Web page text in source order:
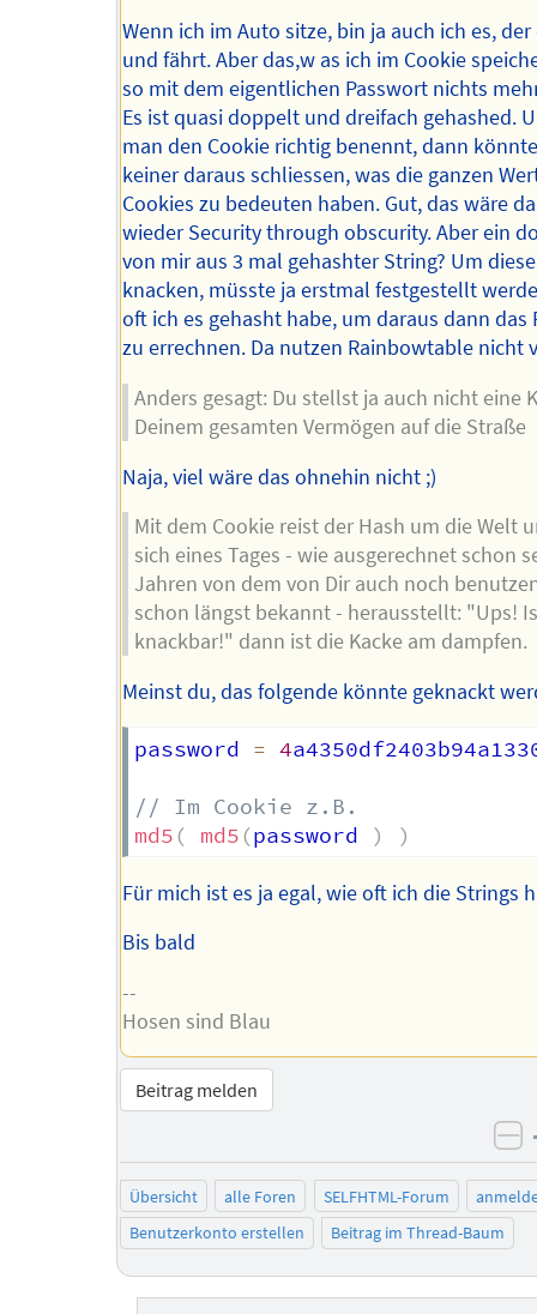
Wenn ich im Auto sitze, bin ja auch ich es,
und fährt. Aber das,w as ich im Cookie
so mit dem eigentlichen Passwort nichts
Es ist quasi doppelt und dreifach gehashed.
man den Cookie richtig benennt, dann
keiner daraus schliessen, was die ganzen
Cookies zu bedeuten haben. Gut, das wäre
wieder Security through obscurity. Aber ein
von mir aus 3 mal gehashter String? Um
knacken, müsste ja erstmal festgestellt
oft ich es gehasht habe, um daraus dann das
zu errechnen. Da nutzen Rainbowtable nicht
Anders gesagt: Du stellst ja auch nicht eine
Deinem gesamten Vermögen auf die Straße
Naja, viel wäre das ohnehin nicht ;)
Mit dem Cookie reist der Hash um die Welt
sich eines Tages - wie ausgerechnet schon
Jahren von dem von Dir auch noch
schon längst bekannt - herausstellt: "Ups!
knackbar!" dann ist die Kacke am dampfen.
Meinst du, das folgende könnte geknackt
password = 4
// Im Cookie z.B.
md5 ( md5 (password ) )
Für mich ist es ja egal, wie oft ich die Strings
Bis bald
--
Hosen sind Blau
Beitrag melden
Übersicht alle Foren SELFHTML-Forum
Benutzerkonto erstellen
Beitrag im Thread-Baum